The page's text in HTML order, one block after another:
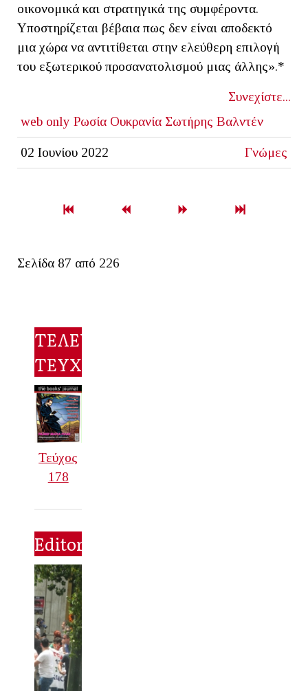
οικονομικά και στρατηγικά της συμφέροντα.
Υποστηρίζεται βέβαια πως δεν είναι αποδεκτό
μια χώρα να αντιτίθεται στην ελεύθερη επιλογή
του εξωτερικού προσανατολισμού μιας άλλης».*
Συνεχίστε...
web only Ρωσία Ουκρανία Σωτήρης Βαλντέν
02 Ιουνίου 2022 Γνώμες
Σελίδα 87 από 226
ΤΕΛΕΥΤΑΙΟ
ΤΕΥΧΟΣ
Τεύχος
178
Editorial